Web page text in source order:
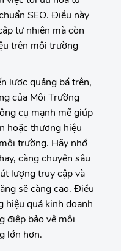
SEO. Điều này
tự nhiên mà còn
trên môi trường
lược quảng bá trên,
của Môi Trường
cụ mạnh mẽ giúp
hoặc thương hiệu
trường. Hãy nhớ
càng chuyên sâu
lượng truy cập và
sẽ càng cao. Điều
hiệu quả kinh doanh
điệp bảo vệ môi
lớn hơn.